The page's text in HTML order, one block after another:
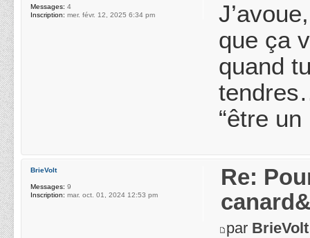
que ça
quand
“être
Messages: 4
Inscription: mer. févr. 12, 2025 6:34 pm
Re:
par BrieVolt
BrieVolt
Messages: 9
Inscription: mar. oct. 01, 2024 12:53 pm